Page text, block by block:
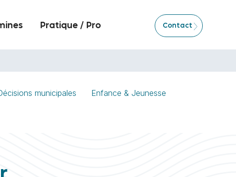
Pratique / Pro Contact
municipales Enfance & Jeunesse